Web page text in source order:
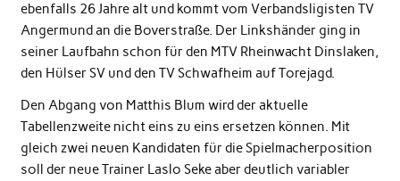
ebenfalls 26 Jahre alt und kommt vom Verbandsligisten TV
Angermund an die Boverstraße. Der Linkshänder ging in
seiner Laufbahn schon für den MTV Rheinwacht Dinslaken,
den Hülser SV und den TV Schwafheim auf Torejagd.
Den Abgang von Matthis Blum wird der aktuelle
Tabellenzweite nicht eins zu eins ersetzen können. Mit
gleich zwei neuen Kandidaten für die Spielmacherposition
soll der neue Trainer Laslo Seke aber deutlich variabler